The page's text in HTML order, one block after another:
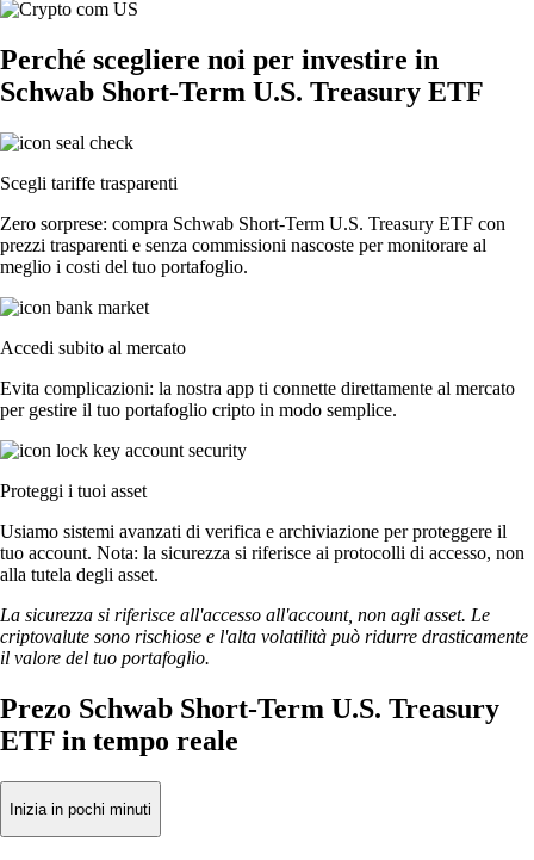
Perché scegliere noi per investire in
Schwab Short-Term U.S. Treasury ETF
Scegli tariffe trasparenti
Zero sorprese: compra Schwab Short-Term U.S. Treasury ETF con
prezzi trasparenti e senza commissioni nascoste per monitorare al
meglio i costi del tuo portafoglio.
Accedi subito al mercato
Evita complicazioni: la nostra app ti connette direttamente al mercato
per gestire il tuo portafoglio cripto in modo semplice.
Proteggi i tuoi asset
Usiamo sistemi avanzati di verifica e archiviazione per proteggere il
tuo account. Nota: la sicurezza si riferisce ai protocolli di accesso, non
alla tutela degli asset.
La sicurezza si riferisce all'accesso all'account, non agli asset. Le
criptovalute sono rischiose e l'alta volatilità può ridurre drasticamente
il valore del tuo portafoglio.
Prezo Schwab Short-Term U.S. Treasury
ETF in tempo reale
Inizia in pochi minuti